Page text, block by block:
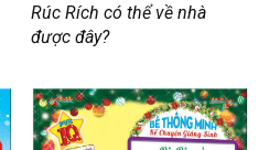
Rúc Rích có thể về nhà
được đây?